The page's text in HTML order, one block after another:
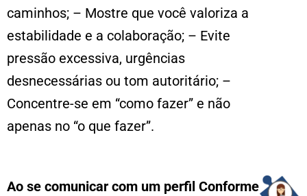
caminhos; – Mostre que você valoriza a
estabilidade e a colaboração; – Evite
pressão excessiva, urgências
desnecessárias ou tom autoritário; –
Concentre-se em “como fazer” e não
apenas no “o que fazer”.
Ao se comunicar com um perfil Conforme